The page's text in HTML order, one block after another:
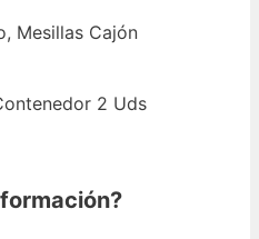
Mesillas Cajón
2 Uds